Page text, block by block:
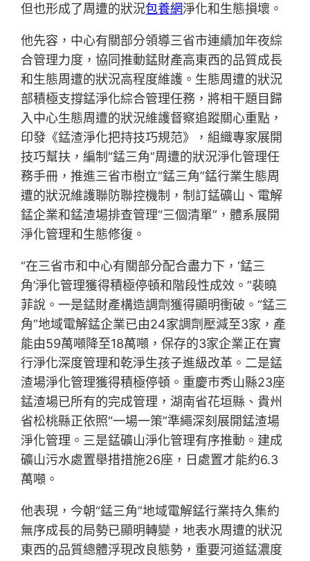
但也形成了周遭的狀況包養網淨化和生態損壞。
他先容，中心有關部分領導三省市連續加年夜綜
合管理力度，協同推動錳財產高東西的品質成長
和生態周遭的狀況高程度維護。生態周遭的狀況
部積極支撐錳淨化綜合管理任務，將相干題目歸
入中心生態周遭的狀況維護督察追蹤關心重點，
印發《錳渣淨化把持技巧規范》，組織專家展開
技巧幫扶，編制“錳三角”周遭的狀況淨化管理任
務手冊，推進三省市樹立“錳三角”錳行業生態周
遭的狀況維護聯防聯控機制，制訂錳礦山、電解
錳企業和錳渣場排查管理“三個清單”，體系展開
淨化管理和生態修復。
“在三省市和中心有關部分配合盡力下，‘錳三
角’淨化管理獲得積極停頓和階段性成效。”裴曉
菲說。一是錳財產構造調劑獲得顯明衝破。“錳三
角”地域電解錳企業已由24家調劑壓減至3家，產
能由59萬噸降至18萬噸，保存的3家企業正在實
行淨化深度管理和乾淨生孩子進級改革。二是錳
渣場淨化管理獲得積極停頓。重慶市秀山縣23座
錳渣場已所有的完成管理，湖南省花垣縣、貴州
省松桃縣正依照“一場一策”準繩深刻展開錳渣場
淨化管理。三是錳礦山淨化管理有序推動。建成
礦山污水處置舉措措施26座，日處置才能約6.3
萬噸。
他表現，今朝“錳三角”地域電解錳行業持久集約
無序成長的局勢已顯明轉變，地表水周遭的狀況
東西的品質總體浮現改良態勢，重要河道錳濃度